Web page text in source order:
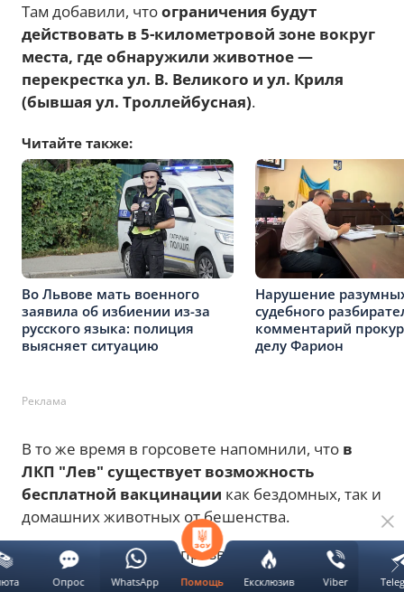
Там добавили, чтоограничения будут
действовать в 5-километровой зоне вокруг
места, где обнаружили животное —
перекрестка ул. В. Великого и ул. Криля
(бывшая ул. Троллейбусная).
Читайте также:
Во Львове мать военного
заявила об избиении из-за
русского языка: полиция
выясняет ситуацию
Нарушение
судебного
комментарий
делу Фарион
Реклама
В то же время в горсовете напомнили, что в
ЛКП "Лев" существует возможность
бесплатной вакцинации как бездомных, так и
домашних животных от бешенства.
Кроме того, жителей призвали проверить, есть
ли у их домашних животных действующая
Помощь Ексклюзив Viber
Опрос WhatsApp